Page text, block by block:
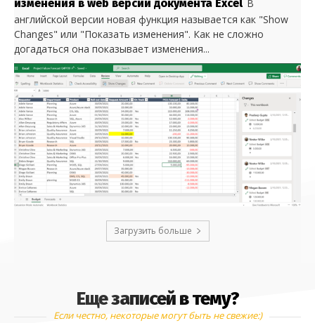
изменения в web версии документа Excel В
английской версии новая функция называется как "Show
Changes" или "Показать изменения". Как не сложно
догадаться она показывает изменения...
Загрузить больше
Еще записей в тему?
Если честно, некоторые могут быть не свежие:)